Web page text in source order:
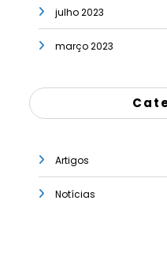
julho 2023
março 2023
Artigos
Notícias